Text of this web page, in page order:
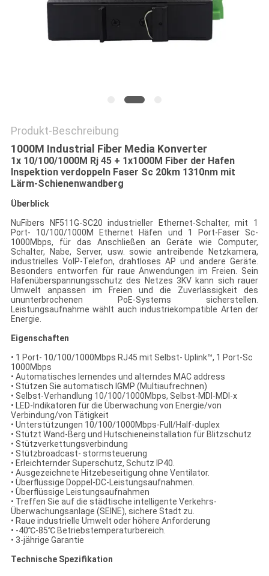
DATENSCHUTZRICHTLINIE
Produkt-Beschreibung
1000M Industrial Fiber Media Konverter
1x 10/100/1000M Rj 45 + 1x1000M Fiber der Hafen
Inspektion verdoppeln Faser Sc 20km 1310nm mit
Lärm-Schienenwandberg
Überblick
NuFibers NF511G-SC20 industrieller Ethernet-Schalter, mit 1
Port- 10/100/1000M Ethernet Häfen und 1 Port-Faser Sc-
1000Mbps, für das Anschließen an Geräte wie Computer,
Schalter, Nabe, Server, usw. sowie antreibende Netzkamera,
industrielles VoIP-Telefon, drahtloses AP und andere Geräte.
Besonders entworfen für raue Anwendungen im Freien. Sein
Hafenüberspannungsschutz des Netzes 3KV kann sich rauer
Umwelt anpassen im Freien und die Zuverlässigkeit des
ununterbrochenen PoE-Systems sicherstellen.
Leistungsaufnahme wählt auch industriekompatible Arten der
Energie.
Eigenschaften
• 1 Port- 10/100/1000Mbps RJ45 mit Selbst- Uplink™, 1 Port-Sc
1000Mbps
• Automatisches lernendes und alterndes MAC address
• Stützen Sie automatisch IGMP (Multiaufrechnen)
• Selbst-Verhandlung 10/100/1000Mbps, Selbst-MDI-MDI-x
• LED-Indikatoren für die Überwachung von Energie/von
Verbindung/von Tätigkeit
• Unterstützungen 10/100/1000Mbps-Full/Half-duplex
• Stützt Wand-Berg und Hutschieneinstallation für Blitzschutz
• Stützverkettungsverbindung
• Stützbroadcast- stormsteuerung
• Erleichternder Superschutz, Schutz IP40.
• Ausgezeichnete Hitzebeseitigung ohne Ventilator.
• Überflüssige Doppel-DC-Leistungsaufnahmen.
• Überflüssige Leistungsaufnahmen
• Treffen Sie auf die städtische intelligente Verkehrs-
Überwachungsanlage (SEINE), sichere Stadt zu.
• Raue industrielle Umwelt oder höhere Anforderung
• -40℃-85℃ Betriebstemperaturbereich.
• 3-jährige Garantie
Technische Spezifikation